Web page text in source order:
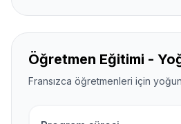
Öğretmen Eğitimi -
Fransızca öğretmenleri için